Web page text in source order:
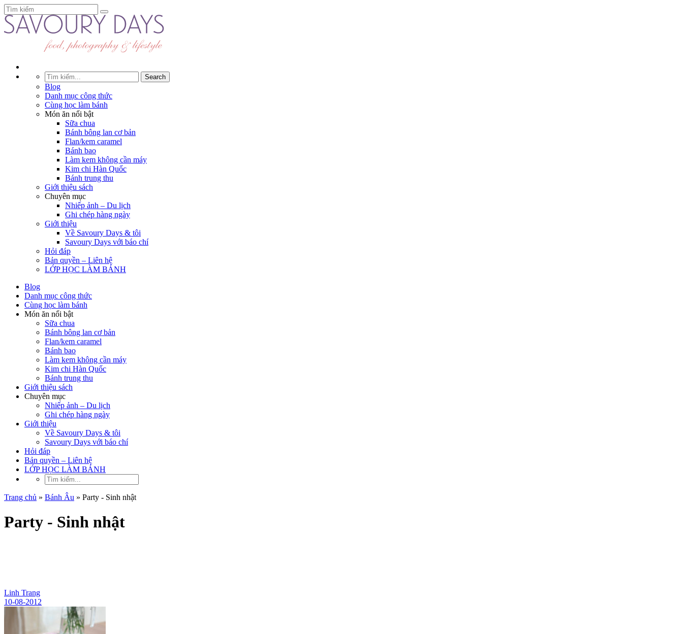
Blog
Danh mục công thức
Cùng học làm bánh
Món ăn nổi bật
Sữa chua
Bánh bông lan cơ bản
Flan/kem caramel
Bánh bao
Làm kem không cần máy
Kim chi Hàn Quốc
Bánh trung thu
Giới thiệu sách
Chuyên mục
Nhiếp ảnh – Du lịch
Ghi chép hàng ngày
Giới thiệu
Về Savoury Days & tôi
Savoury Days với báo chí
Hỏi đáp
Bản quyền – Liên hệ
LỚP HỌC LÀM BÁNH
Blog
Danh mục công thức
Cùng học làm bánh
Món ăn nổi bật
Sữa chua
Bánh bông lan cơ bản
Flan/kem caramel
Bánh bao
Làm kem không cần máy
Kim chi Hàn Quốc
Bánh trung thu
Giới thiệu sách
Chuyên mục
Nhiếp ảnh – Du lịch
Ghi chép hàng ngày
Giới thiệu
Về Savoury Days & tôi
Savoury Days với báo chí
Hỏi đáp
Bản quyền – Liên hệ
LỚP HỌC LÀM BÁNH
Trang chủ » Bánh Âu » Party - Sinh nhật
Party - Sinh nhật
Linh Trang
10-08-2012